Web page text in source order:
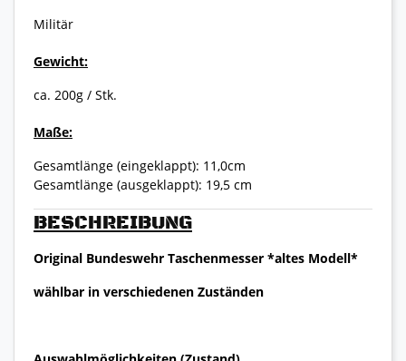
BESCHREIBUNG
Original Bundeswehr Taschenmesser *altes Modell*
wählbar in verschiedenen Zuständen
Militär
Gewicht:
ca. 200g / Stk.
Maße:
Gesamtlänge (eingeklappt): 11,0cm
Gesamtlänge (ausgeklappt): 19,5 cm